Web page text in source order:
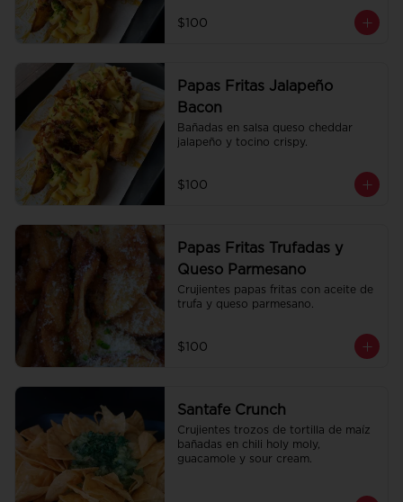
$100
Papas Fritas Jalapeño
Bacon
Bañadas en salsa queso cheddar
jalapeño y tocino crispy.
$100
Papas Fritas Trufadas y
Queso Parmesano
Crujientes papas fritas con aceite de
trufa y queso parmesano.
$100
Santafe Crunch
Crujientes trozos de tortilla de maíz
bañadas en chili holy moly,
guacamole y sour cream.